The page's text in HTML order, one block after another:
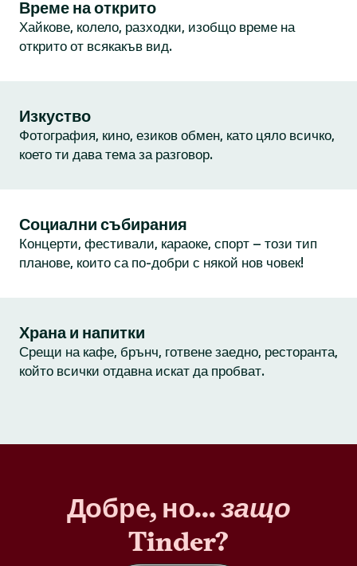
Време на открито
Хайкове, колело, разходки, изобщо време на
открито от всякакъв вид.
Изкуство
Фотография, кино, езиков обмен, като цяло всичко,
което ти дава тема за разговор.
Социални събирания
Концерти, фестивали, караоке, спорт – този тип
планове, които са по-добри с някой нов човек!
Храна и напитки
Срещи на кафе, брънч, готвене заедно, ресторанта,
който всички отдавна искат да пробват.
Добре, но...защо
Tinder?